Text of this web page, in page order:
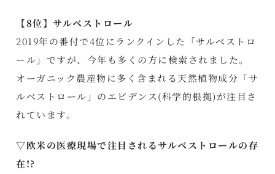
【8位】サルベストロール
2019年の番付で4位にランクインした「サルベストロ
ール」ですが、今年も多くの方に検索されました。
オーガニック農産物に多く含まれる天然植物成分「サ
ルベストロール」のエビデンス(科学的根拠)が注目さ
れています。
▽欧米の医療現場で注目されるサルベストロールの存
在!?